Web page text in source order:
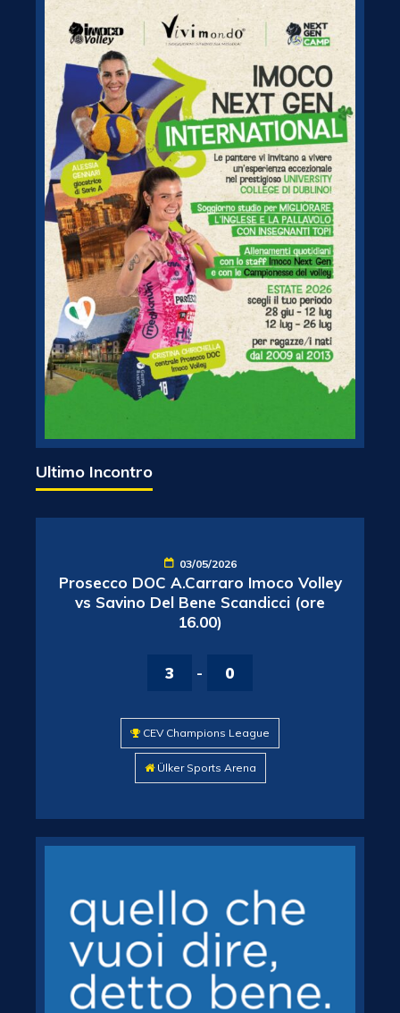
Ultimo Incontro
03/05/2026
Prosecco DOC A.Carraro Imoco Volley
vs Savino Del Bene Scandicci (ore
16.00)
3 - 0
CEV Champions League
Ülker Sports Arena